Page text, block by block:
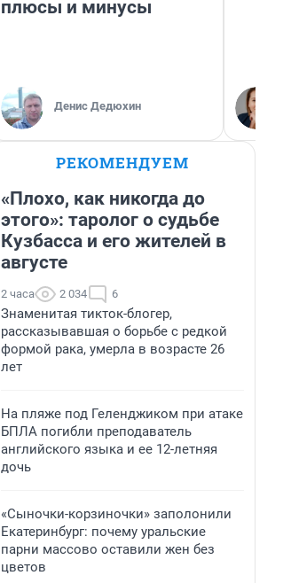
плюсы и минусы
Денис Дедюхин
РЕКОМЕНДУЕМ
«Плохо, как никогда до
этого»: таролог о судьбе
Кузбасса и его жителей в
августе
2 часа 2 034 6
Знаменитая тикток-блогер,
рассказывавшая о борьбе с редкой
формой рака, умерла в возрасте 26
лет
На пляже под Геленджиком при атаке
БПЛА погибли преподаватель
английского языка и ее 12-летняя
дочь
«Сыночки-корзиночки» заполонили
Екатеринбург: почему уральские
парни массово оставили жен без
цветов